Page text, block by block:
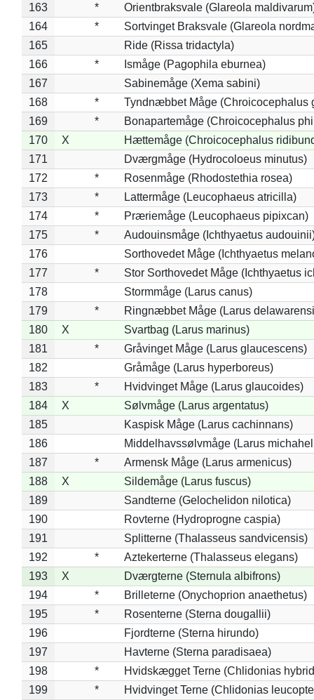
163
*
Orientbraksvale (Glareola
164
*
Sortvinget Braksvale (Glareola
165
Ride (Rissa tridactyla)
166
*
Ismåge (Pagophila eburnea)
167
Sabinemåge (Xema sabini)
168
*
Tyndnæbbet Måge (Chroicocephalus
169
*
Bonapartemåge (Chroicocephalus
170
X
Hættemåge (Chroicocephalus
171
Dværgmåge (Hydrocoloeus minutus)
172
*
Rosenmåge (Rhodostethia rosea)
173
*
Lattermåge (Leucophaeus atricilla)
174
*
Præriemåge (Leucophaeus pipixcan)
175
*
Audouinsmåge (Ichthyaetus
176
Sorthovedet Måge (Ichthyaetus
177
*
Stor Sorthovedet Måge (Ichthyaetus
178
Stormmåge (Larus canus)
179
*
Ringnæbbet Måge (Larus
180
X
Svartbag (Larus marinus)
181
*
Gråvinget Måge (Larus glaucescens)
182
Gråmåge (Larus hyperboreus)
183
*
Hvidvinget Måge (Larus glaucoides)
184
X
Sølvmåge (Larus argentatus)
185
Kaspisk Måge (Larus cachinnans)
186
Middelhavssølvmåge (Larus
187
*
Armensk Måge (Larus armenicus)
188
X
Sildemåge (Larus fuscus)
189
Sandterne (Gelochelidon nilotica)
190
Rovterne (Hydroprogne caspia)
191
Splitterne (Thalasseus sandvicensis)
192
*
Aztekerterne (Thalasseus elegans)
193
X
Dværgterne (Sternula albifrons)
194
*
Brilleterne (Onychoprion anaethetus)
195
*
Rosenterne (Sterna dougallii)
196
Fjordterne (Sterna hirundo)
197
Havterne (Sterna paradisaea)
198
*
Hvidskægget Terne (Chlidonias
199
*
Hvidvinget Terne (Chlidonias